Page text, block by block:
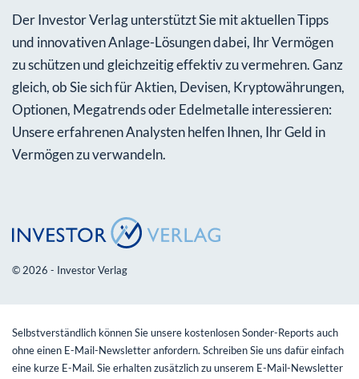
Der Investor Verlag unterstützt Sie mit aktuellen Tipps
und innovativen Anlage-Lösungen dabei, Ihr Vermögen
zu schützen und gleichzeitig effektiv zu vermehren. Ganz
gleich, ob Sie sich für Aktien, Devisen, Kryptowährungen,
Optionen, Megatrends oder Edelmetalle interessieren:
Unsere erfahrenen Analysten helfen Ihnen, Ihr Geld in
Vermögen zu verwandeln.
© 2026 - Investor Verlag
Selbstverständlich können Sie unsere kostenlosen Sonder-Reports auch
ohne einen E-Mail-Newsletter anfordern. Schreiben Sie uns dafür einfach
eine kurze E-Mail. Sie erhalten zusätzlich zu unserem E-Mail-Newsletter